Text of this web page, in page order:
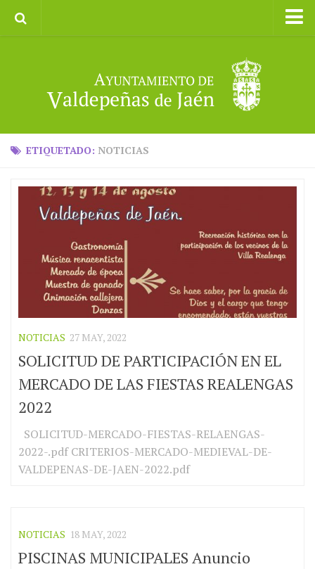
II CXM ROMPEALBARCAS 2023
ETIQUETADO: NOTICIAS
NOTICIAS 27 MAY, 2022
SOLICITUD DE PARTICIPACIÓN EN EL
MERCADO DE LAS FIESTAS REALENGAS
2022
SOLICITUD-MERCADO-FIESTAS-RELAENGAS-
2022-.pdf CRITERIOS-MERCADO-MEDIEVAL-DE-
VALDEPENAS-DE-JAEN-2022.pdf
NOTICIAS 18 MAY, 2022
PISCINAS MUNICIPALES Anuncio